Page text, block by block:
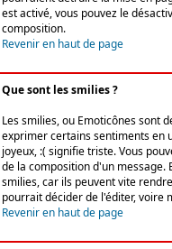
est activé, vous pouvez le
composition.
Revenir en haut de page
Que sont les smilies ?
Les smilies, ou Emoticônes sont
exprimer certains sentiments en
joyeux, :( signifie triste. Vous
de la composition d'un message.
smilies, car ils peuvent vite
pourrait décider de l'éditer, voire
Revenir en haut de page